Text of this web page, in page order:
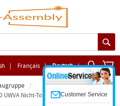
| Français | Deutsch |
UWVA Nicht-TouchscreenCustomer Service